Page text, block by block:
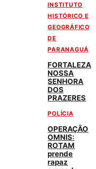
INSTITUTO
HISTÓRICO E
GEOGRÁFICO
DE
PARANAGUÁ
FORTALEZA
NOSSA
SENHORA
DOS
PRAZERES
POLÍCIA
OPERAÇÃO
OMNIS:
ROTAM
prende
rapaz